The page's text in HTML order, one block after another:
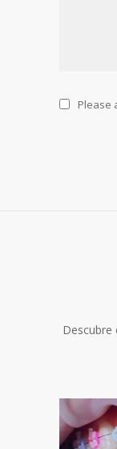
Please